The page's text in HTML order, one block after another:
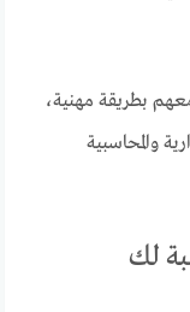
بطريقة مهنية،
والمحاسبية
لك